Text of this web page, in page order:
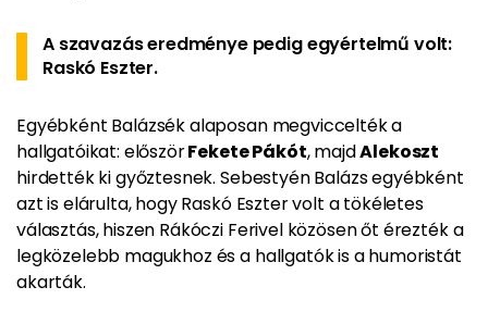
A szavazás eredménye pedig egyértelmű volt:
Raskó Eszter.
Egyébként Balázsék alaposan megviccelték a
hallgatóikat: előszörFekete Pákót, majdAlekoszt
hirdették ki győztesnek. Sebestyén Balázs egyébként
azt is elárulta, hogy Raskó Eszter volt a tökéletes
választás, hiszen Rákóczi Ferivel közösen őt érezték a
legközelebb magukhoz és a hallgatók is a humoristát
akarták.